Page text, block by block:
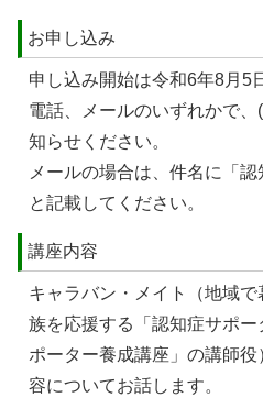
お申し込み
申し込み開始は令和6年8月5
電話、メールのいずれかで
知らせください。
メールの場合は、件名に「認
と記載してください。
講座内容
キャラバン・メイト（地域
族を応援する「認知症サポ
ポーター養成講座」の講師
容についてお話します。